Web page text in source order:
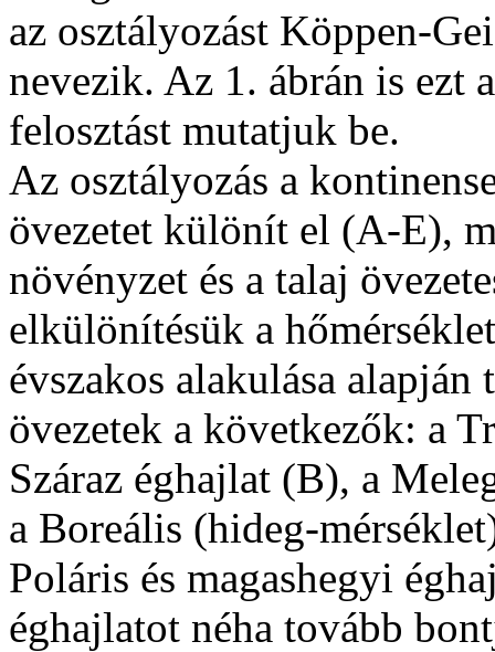
az osztályozást Köppen-
nevezik. Az 1. ábrán is ezt
felosztást mutatjuk be.
Az osztályozás a
övezetet különít el (A-E),
növényzet és a talaj
elkülönítésük a
évszakos alakulása
övezetek a következők: a
Száraz éghajlat (B), a
a Boreális (hideg-
Poláris és magashegyi
éghajlatot néha tovább